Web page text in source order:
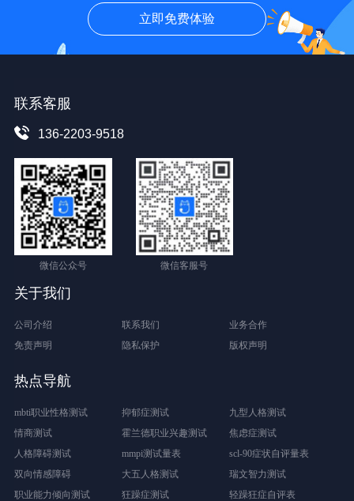
立即免费体验
联系客服
136-2203-9518
微信公众号 微信客服号
关于我们
公司介绍 联系我们
业务合作
免责声明
隐私保护 版权声明
热点导航
mbti职业性格测试 抑郁症测试
九型人格测试
情商测试
霍兰德职业兴趣测试
焦虑症测试
人格障碍测试
mmpi测试量表
scl-90症状自评量表
双向情感障碍
大五人格测试
瑞文智力测试
职业能力倾向测试
狂躁症测试 轻躁狂症自评表